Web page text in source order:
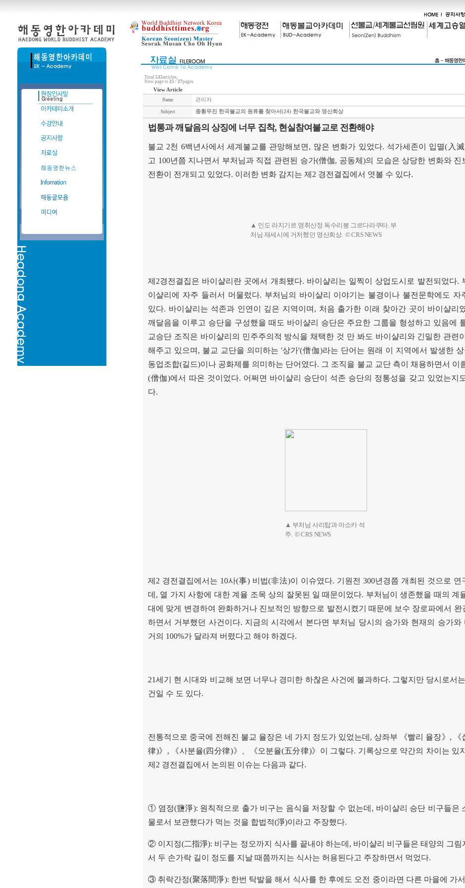
Total 535articles,
Now page is 25 / 27pages
View Article
Name 관리자
Subject 종횡무진 한국불교의 원류를 찾아서(24) 한국불교와 영산회상
법통과 깨달음의 상징에 너무 집착, 현실참여불교로 전환해야
불교 2천 6백년사에서 세계불교를 관망해보면 , 많은 변화가 있었다. 석가세존이 입멸( 入滅
고 100년쯤 지나면서 부처님과 직접 관련된 승가(僧伽, 공동체)의 모습은 상당한 변화와 진
전환이 전개되고 있었다. 이러한 변화 감지는 제 2 경전결집에서 엿볼 수 있다.
▲ 인도 라지기르 영취산정 독수리봉 그르다라쿠타. 부
처님 재세시에 거처했던 영산회상. © CRS NEWS
제 2경전결집은 바이샬리란 곳에서 개최됐다. 바이샬리는 일찍이 상업도시로 발전되었다.
이샬리에 자주 들러서 머물렀다. 부처님의 바이샬리 이야기는 불경이나 불전문학에도 자
있다. 바이샬리는 석존과 인연이 깊은 지역이며 , 처음 출가한 이래 찾아간 곳이 바이샬리
깨달음을 이루고 승단을 구성했을 때도 바이샬리 승단은 주요한 그룹을 형성하고 있음에
교승단 조직은 바이샬리의 민주주의적 방식을 채택한 것 만 봐도 바이샬리와 긴밀한 관련
해주고 있으며 , 불교 교단을 의미하는'상가'(僧伽)라는 단어는 원래 이 지역에서 발생한 상
동업조합(길드)이나 공화제를 의미하는 단어였다. 그 조직을 불교 교단 측이 채용하면서 이
(僧伽)에서 따온 것이었다. 어쩌면 바이샬리 승단이 석존 승단의 정통성을 갖고 있었는지
다.
▲ 부처님 사리탑과 아소카 석
주. © CRS NEWS
제 2 경전결집에서는 10사(事) 비법(非法)이 이슈였다. 기원전 300년경쯤 개최된 것으로 연
데 , 열 가지 사항에 대한 계율 조목 상의 잘못된 일 때문이었다. 부처님이 생존했을 때의 계
대에 맞게 변경하여 완화하거나 진보적인 방향으로 발전시켰기 때문에 보수 장로파에서 완
하면서 거부했던 사건이다. 지금의 시각에서 본다면 부처님 당시의 승가와 현재의 승가와
거의 100%가 달라져 버렸다고 해야 하겠다.
21세기 현 시대와 비교해 보면 너무나 경미한 하찮은 사건에 불과하다. 그렇지만 당시로서
건일 수 도 있다.
전통적으로 중국에 전해진 불교 율장은 네 가지 정도가 있었는데 , 상좌부 《빨리 율장》 , 《
律)》 , 《사분율(四分律)》、《오분율(五分律)》 이 그렇다. 기록상으로 약간의 차이는 있
제 2 경전결집에서 논의된 이슈는 다음과 같다.
① 염정(鹽淨): 원칙적으로 출가 비구는 음식을 저장할 수 없는데 , 바이샬리 승단 비구들은
물로서 보관했다가 먹는 것을 합법적(淨)이라고 주장했다.
② 이지정(二指淨): 비구는 정오까지 식사를 끝내야 하는데 , 바이샬리 비구들은 태양의 그림
서 두 손가락 길이 정도를 지날 때쯤까지는 식사는 허용된다고 주장하면서 먹었다.
③ 취락간정(聚落間淨): 한번 탁발을 해서 식사를 한 후에도 오전 중이라면 다른 마을에 가